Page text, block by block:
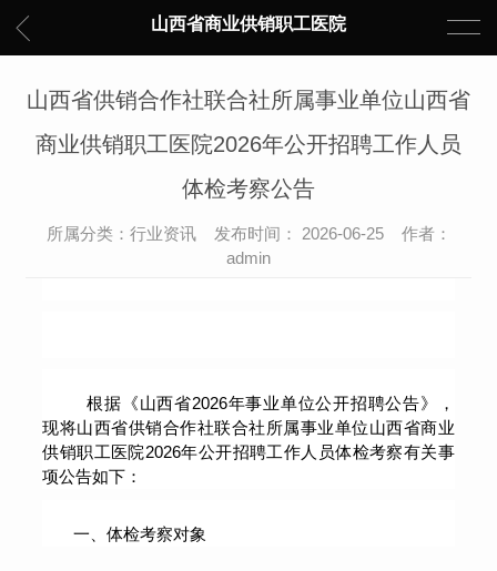
山西省商业供销职工医院
山西省供销合作社联合社所属事业单位山西省
商业供销职工医院2026年公开招聘工作人员
体检考察公告
所属分类：行业资讯 发布时间： 2026-06-25 作者：
admin
根据《山西省2026年事业单位公开招聘公告》，
现将山西省供销合作社联合社所属事业单位山西省商业
供销职工医院2026年公开招聘工作人员体检考察有关事
项公告如下：
一、体检考察对象